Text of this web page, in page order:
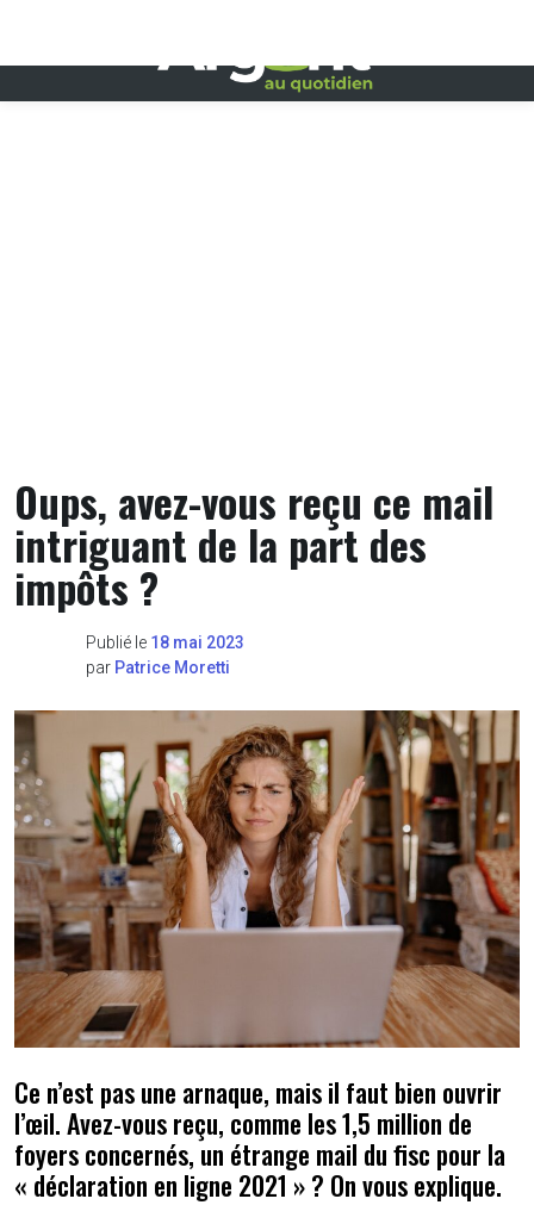
content
Oups, avez-vous reçu ce mail
intriguant de la part des
impôts ?
Publié le 18 mai 2023
par Patrice Moretti
Ce n’est pas une arnaque, mais il faut bien ouvrir
l’œil. Avez-vous reçu, comme les 1,5 million de
foyers concernés, un étrange mail du fisc pour la
« déclaration en ligne 2021 » ? On vous explique.